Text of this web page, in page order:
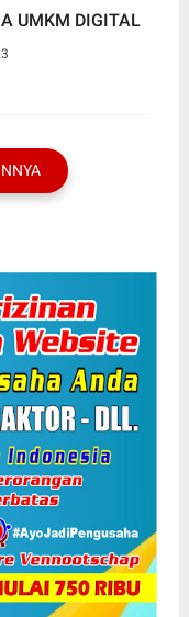
UMKM DIGITAL